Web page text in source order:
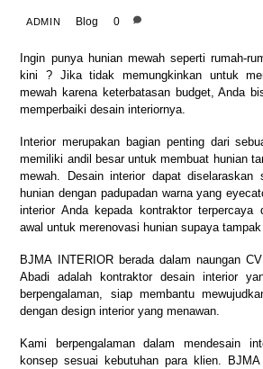
ADMIN Blog 0
Ingin punya hunian mewah seperti rumah-
kini ? Jika tidak memungkinkan untuk
mewah karena keterbatasan budget, Anda
memperbaiki desain interiornya.
Interior merupakan bagian penting dari
memiliki andil besar untuk membuat hunian
mewah. Desain interior dapat diselaraskan
hunian dengan padupadan warna yang
interior Anda kepada kontraktor terpercaya
awal untuk merenovasi hunian supaya
BJMA INTERIOR berada dalam naungan
Abadi adalah kontraktor desain interior
berpengalaman, siap membantu
dengan design interior yang menawan.
Kami berpengalaman dalam mendesain
konsep sesuai kebutuhan para klien.